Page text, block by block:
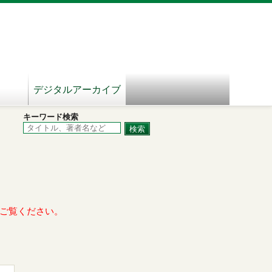
デジタルアーカイブ
キーワード検索
覧ください。